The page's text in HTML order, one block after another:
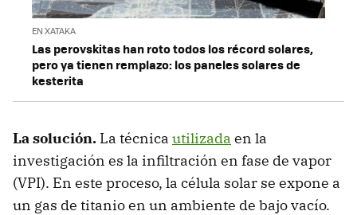
EN XATAKA
Las perovskitas han roto todos los récord solares,
pero ya tienen remplazo: los paneles solares de
kesterita
La solución. La técnica utilizada en la
investigación es la infiltración en fase de vapor
(VPI). En este proceso, la célula solar se expone a
un gas de titanio en un ambiente de bajo vacío.